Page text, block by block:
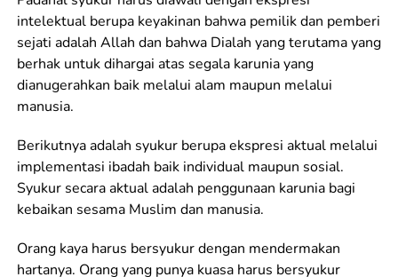
intelektual berupa keyakinan bahwa pemilik dan pemberi
sejati adalah Allah dan bahwa Dialah yang terutama yang
berhak untuk dihargai atas segala karunia yang
dianugerahkan baik melalui alam maupun melalui
manusia.
Berikutnya adalah syukur berupa ekspresi aktual melalui
implementasi ibadah baik individual maupun sosial.
Syukur secara aktual adalah penggunaan karunia bagi
kebaikan sesama Muslim dan manusia.
Orang kaya harus bersyukur dengan mendermakan
hartanya. Orang yang punya kuasa harus bersyukur